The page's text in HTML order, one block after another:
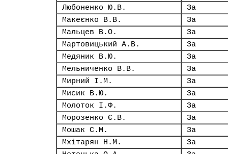
Любоненко Ю.В.
За
Макеєнко В.В.
За
Мальцев В.О.
За
Мартовицький А.В.
За
Медяник В.Ю.
За
Мельниченко В.В.
За
Мирний І.М.
За
Мисик В.Ю.
За
Молоток І.Ф.
За
Морозенко Є.В.
За
Мошак С.М.
За
Мхітарян Н.М.
За